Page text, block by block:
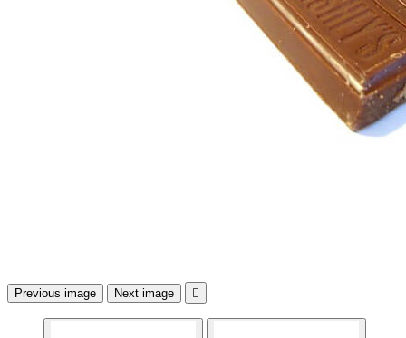
Previous image Next image 